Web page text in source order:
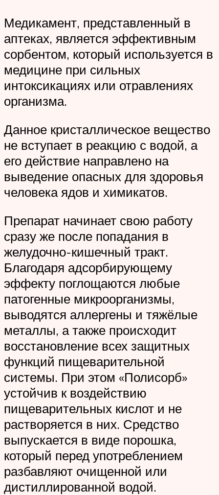
Медикамент, представленный в
аптеках, является эффективным
сорбентом, который используется в
медицине при сильных
интоксикациях или отравлениях
организма.
Данное кристаллическое вещество
не вступает в реакцию с водой, а
его действие направлено на
выведение опасных для здоровья
человека ядов и химикатов.
Препарат начинает свою работу
сразу же после попадания в
желудочно-кишечный тракт.
Благодаря адсорбирующему
эффекту поглощаются любые
патогенные микроорганизмы,
выводятся аллергены и тяжёлые
металлы, а также происходит
восстановление всех защитных
функций пищеварительной
системы. При этом «Полисорб»
устойчив к воздействию
пищеварительных кислот и не
растворяется в них. Средство
выпускается в виде порошка,
который перед употреблением
разбавляют очищенной или
дистиллированной водой.